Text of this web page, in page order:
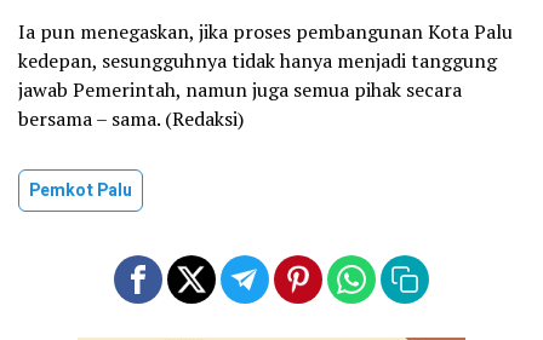
Ia pun menegaskan, jika proses pembangunan Kota Palu
kedepan, sesungguhnya tidak hanya menjadi tanggung
jawab Pemerintah, namun juga semua pihak secara
bersama – sama. (Redaksi)
Pemkot Palu